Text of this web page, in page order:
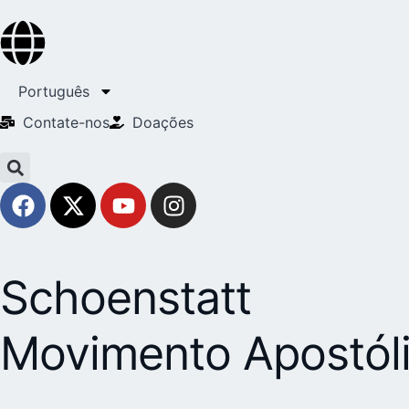
Português
Contate-nos
Doações
Schoenstatt
Movimento